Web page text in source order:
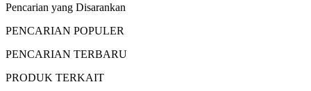
Pencarian yang Disarankan
PENCARIAN POPULER
PENCARIAN TERBARU
PRODUK TERKAIT